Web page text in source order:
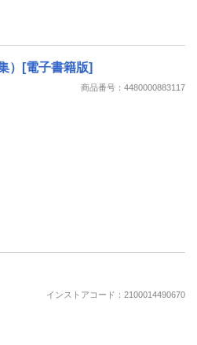
）[電子書籍版]
商品番号：4480000883117
インストアコード：2100014490670